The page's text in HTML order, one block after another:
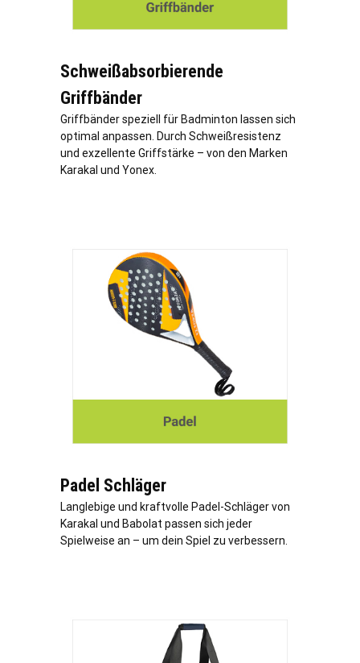
Schweißabsorbierende
Griffbänder
Griffbänder speziell für Badminton lassen sich
optimal anpassen. Durch Schweißresistenz
und exzellente Griffstärke – von den Marken
Karakal und Yonex.
Padel Schläger
Langlebige und kraftvolle Padel-Schläger von
Karakal und Babolat passen sich jeder
Spielweise an – um dein Spiel zu verbessern.